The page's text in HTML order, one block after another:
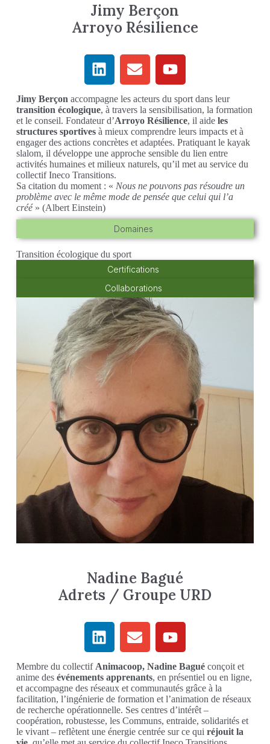
Jimy Berçon
Arroyo Résilience
Jimy Berçon accompagne les acteurs du sport dans leur
transition écologique, à travers la sensibilisation, la formation
et le conseil. Fondateur d’Arroyo Résilience, il aide les
structures sportivesà mieux comprendre leurs impacts et à
engager des actions concrètes et adaptées. Pratiquant le kayak
slalom, il développe une approche sensible du lien entre
activités humaines et milieux naturels, qu’il met au service du
collectif Ineco Transitions.
Sa citation du moment : « Nous ne pouvons pas résoudre un
problème avec le même mode de pensée que celui qui l’a
créé» (Albert Einstein)
Domaines
Certifications
Collaborations
Transition écologique du sport
Nadine Bagué
Adrets / Groupe URD
Membre du collectif Animacoop, Nadine Baguéconçoit et
anime des événements apprenants, en présentiel ou en ligne,
et accompagne des réseaux et communautés grâce à la
facilitation, l’ingénierie de formation et l’animation de réseaux
de recherche opérationnelle. Ses centres d’intérêt –
coopération, robustesse, les Communs, entraide, solidarités et
le vivant – reflètent une énergie centrée sur ce qui réjouit la